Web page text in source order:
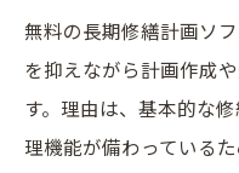
無料の長期修繕計画ソ
を抑えながら計画作成
す。理由は、基本的な
理機能が備わっている